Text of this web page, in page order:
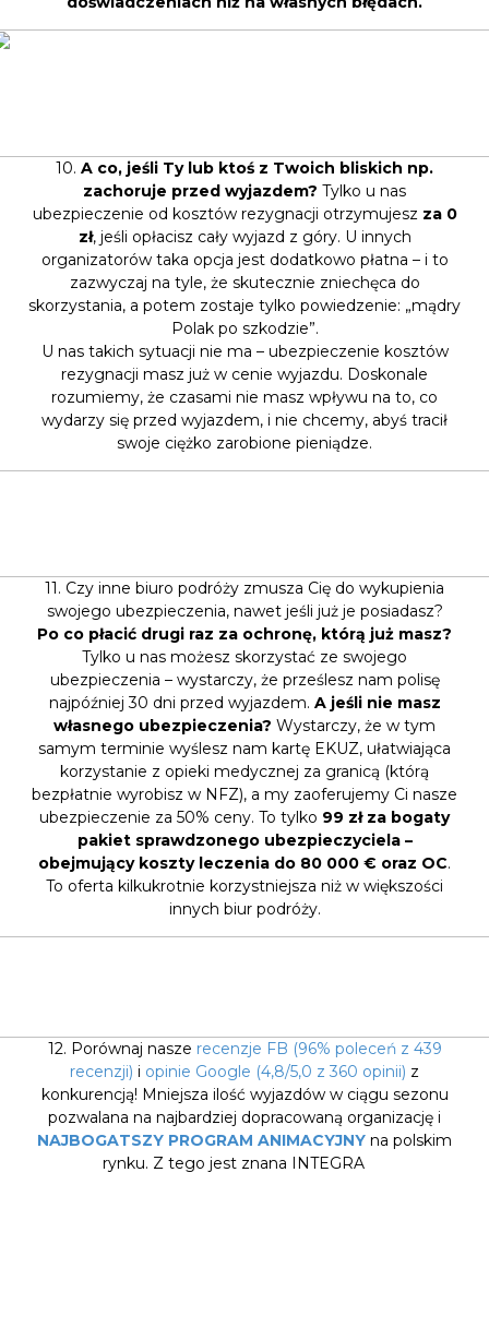
10. A co, jeśli Ty lub ktoś z Twoich bliskich np.
zachoruje przed wyjazdem? Tylko u nas
ubezpieczenie od kosztów rezygnacji otrzymujesz za 0
zł, jeśli opłacisz cały wyjazd z góry. U innych
organizatorów taka opcja jest dodatkowo płatna – i to
zazwyczaj na tyle, że skutecznie zniechęca do
skorzystania, a potem zostaje tylko powiedzenie: „mądry
Polak po szkodzie”.
U nas takich sytuacji nie ma – ubezpieczenie kosztów
rezygnacji masz już w cenie wyjazdu. Doskonale
rozumiemy, że czasami nie masz wpływu na to, co
wydarzy się przed wyjazdem, i nie chcemy, abyś tracił
swoje ciężko zarobione pieniądze.
11. Czy inne biuro podróży zmusza Cię do wykupienia
swojego ubezpieczenia, nawet jeśli już je posiadasz?
Po co płacić drugi raz za ochronę, którą już masz?
Tylko u nas możesz skorzystać ze swojego
ubezpieczenia – wystarczy, że prześlesz nam polisę
najpóźniej 30 dni przed wyjazdem. A jeśli nie masz
własnego ubezpieczenia? Wystarczy, że w tym
samym terminie wyślesz nam kartę EKUZ, ułatwiająca
korzystanie z opieki medycznej za granicą (którą
bezpłatnie wyrobisz w NFZ), a my zaoferujemy Ci nasze
ubezpieczenie za 50% ceny. To tylko 99 zł za bogaty
pakiet sprawdzonego ubezpieczyciela –
obejmujący koszty leczenia do 80 000 € oraz OC.
To oferta kilkukrotnie korzystniejsza niż w większości
innych biur podróży.
12. Porównaj nasze recenzje FB (96% poleceń z 439
recenzji) i opinie Google (4,8/5,0 z 360 opinii) z
konkurencją! Mniejsza ilość wyjazdów w ciągu sezonu
pozwalana na najbardziej dopracowaną organizację i
NAJBOGATSZY PROGRAM ANIMACYJNY na polskim
rynku. Z tego jest znana INTEGRA